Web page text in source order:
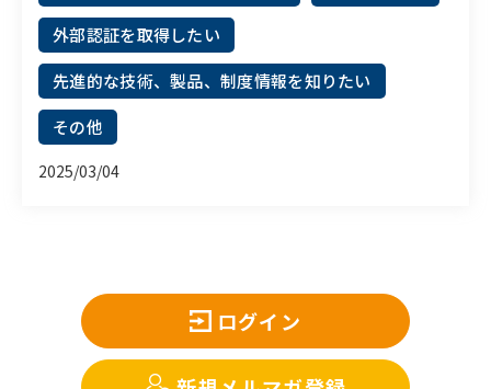
外部認証を取得したい
先進的な技術、製品、制度情報を知りたい
その他
2025/03/04
ログイン